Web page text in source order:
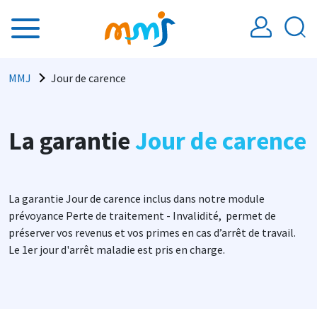
Fil d'Ariane
MMJ Jour de carence
La garantieJour de carence
La garantie Jour de carence inclus dans notre module
prévoyance Perte de traitement - Invalidité, permet de
préserver vos revenus et vos primes en cas d’arrêt de travail.
Le 1er jour d'arrêt maladie est pris en charge.